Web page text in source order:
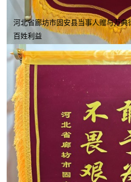
河北省廊坊市固安县当事人赠与万典
百姓利益